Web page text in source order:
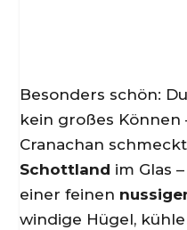
Besonders schön:
kein großes Können
Cranachan
Schottland im Glas –
einer feinen
windige Hügel,